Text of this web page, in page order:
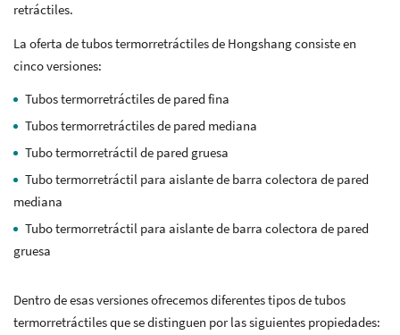
retráctiles.
La oferta de tubos termorretráctiles de Hongshang consiste en
cinco versiones:
Tubos termorretráctiles de pared fina
Tubos termorretráctiles de pared mediana
Tubo termorretráctil de pared gruesa
Tubo termorretráctil para aislante de barra colectora de pared
mediana
Tubo termorretráctil para aislante de barra colectora de pared
gruesa
Dentro de esas versiones ofrecemos diferentes tipos de tubos
termorretráctiles que se distinguen por las siguientes propiedades: